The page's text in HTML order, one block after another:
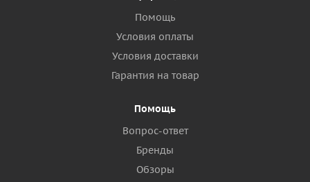
Помощь
Условия оплаты
Условия доставки
Гарантия на товар
Помощь
Вопрос-ответ
Бренды
Обзоры